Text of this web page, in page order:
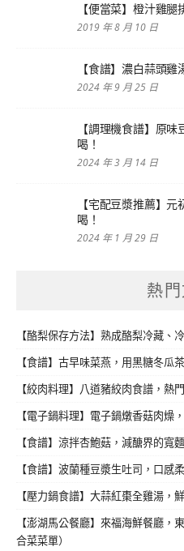
【便當菜】橙汁雞腿
2019 年 8 月 10 日
【食譜】濃白蒜頭
2024 年 9 月 25 日
【調理機食譜】原
喝！
2024 年 3 月 14 日
【宅配豆漿推薦】
喝！
2024 年 1 月 29 日
熱
【酪梨保存方法】熟成酪梨冷藏、
【食譜】古早味菜燕，用黑糖冬瓜
【絞肉料理】八道豬絞肉食譜，熱
【電子鍋料理】電子鍋燉香菇肉燥
【食譜】涼拌杏鮑菇，減醣界的寬
【食譜】波蘭種豆漿生吐司，口感
【壓力鍋食譜】大蒜紅棗全雞湯，
【澎湖馬公餐廳】來福海鮮餐廳
合菜菜單）